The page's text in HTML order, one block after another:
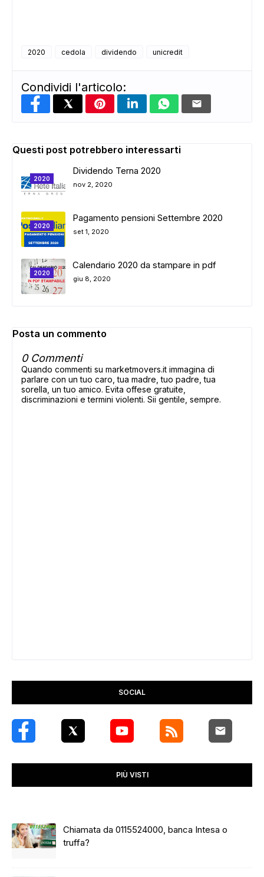
ADS
2020 cedola dividendo unicredit
Condividi l'articolo:
Questi post potrebbero interessarti
2020
Dividendo Terna 2020
nov 2, 2020
2020
Pagamento pensioni Settembre 2020
set 1, 2020
2020
Calendario 2020 da stampare in pdf
giu 8, 2020
Posta un commento
0 Commenti
Quando commenti su marketmovers.it immagina di
parlare con un tuo caro, tua madre, tuo padre, tua
sorella, un tuo amico. Evita offese gratuite,
discriminazioni e termini violenti. Sii gentile, sempre.
SOCIAL
PIÙ VISTI
Chiamata da 0115524000, banca Intesa o
truffa?